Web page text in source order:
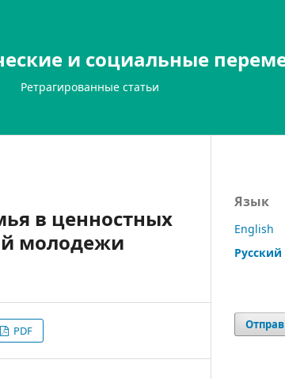
и социальные
Ретрагированные статьи
в ценностных
молодежи
PDF
Язык
English
Русский